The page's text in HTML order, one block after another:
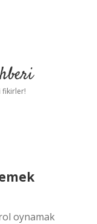
fikirler!
oynamak